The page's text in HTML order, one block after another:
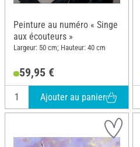
Peinture au numéro « Singe
aux écouteurs »
Largeur: 50 cm; Hauteur: 40 cm
59,95 €
Ajouter au panier